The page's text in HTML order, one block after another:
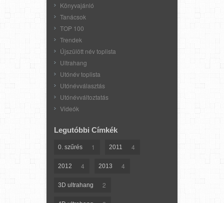
Könyvajánló
Tanácsok
TOP 100
Trendek
Újszülött név toplista
Ultrahang
Utónév toplista
Utónévválasztás
Utónévváltoztatás
Videók
Legutóbbi Címkék
0. szűrés 1 2011 4
2012 4 2013 4
3D ultrahang 2